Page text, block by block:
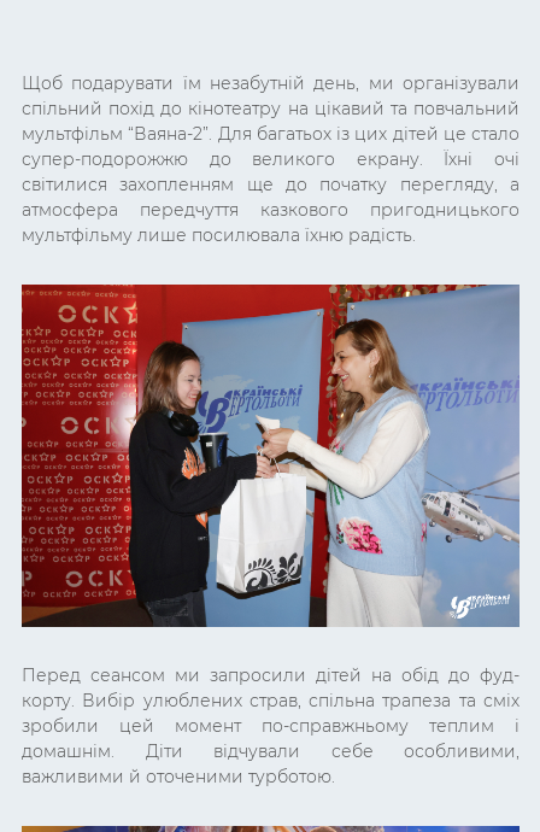
Щоб подарувати їм незабутній день, ми організували
спільний похід до кінотеатру на цікавий та повчальний
мультфільм “Ваяна-2”. Для багатьох із цих дітей це стало
супер-подорожжю до великого екрану. Їхні очі
світилися захопленням ще до початку перегляду, а
атмосфера передчуття казкового пригодницького
мультфільму лише посилювала їхню радість.
Перед сеансом ми запросили дітей на обід до фуд-
корту. Вибір улюблених страв, спільна трапеза та сміх
зробили цей момент по-справжньому теплим і
домашнім. Діти відчували себе особливими,
важливими й оточеними турботою.